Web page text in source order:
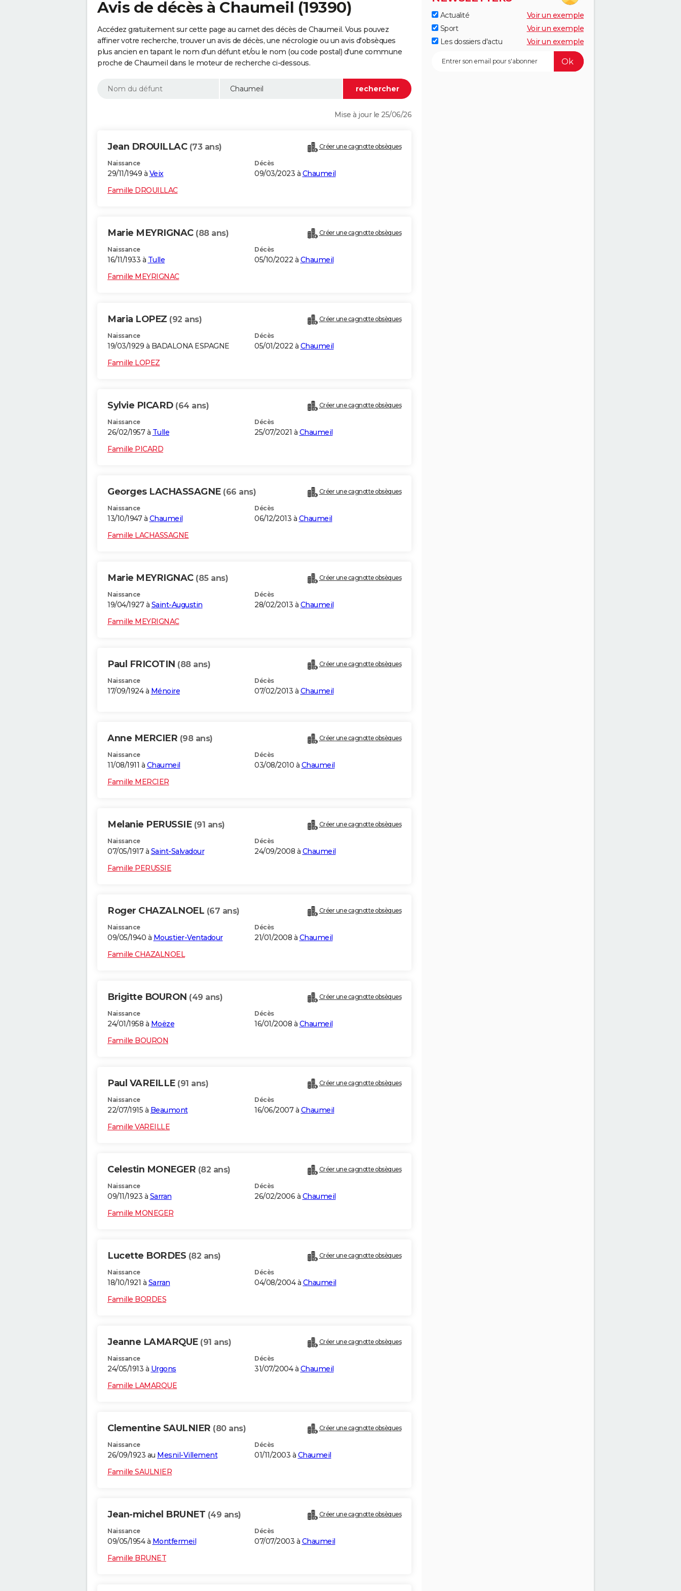
Avis de décès à Chaumeil (19390)
Accédez gratuitement sur cette page au carnet des décès de Chaumeil. Vous pouvez
affiner votre recherche, trouver un avis de décès, une nécrologie ou un avis d'obsèques
plus ancien en tapant le nom d'un défunt et/ou le nom (ou code postal) d'une commune
proche de Chaumeil dans le moteur de recherche ci-dessous.
Mise à jour le 25/06/26
Jean DROUILLAC (73 ans) Créer une cagnotte obsèques
Naissance
29/11/1949 à Veix
Décès
09/03/2023 à Chaumeil
Famille DROUILLAC
Marie MEYRIGNAC (88 ans) Créer une cagnotte obsèques
Naissance
16/11/1933 à Tulle
Décès
05/10/2022 à Chaumeil
Famille MEYRIGNAC
Maria LOPEZ (92 ans) Créer une cagnotte obsèques
Naissance
19/03/1929 à BADALONA ESPAGNE
Décès
05/01/2022 à Chaumeil
Famille LOPEZ
Sylvie PICARD (64 ans) Créer une cagnotte obsèques
Naissance
26/02/1957 à Tulle
Décès
25/07/2021 à Chaumeil
Famille PICARD
Georges LACHASSAGNE (66 ans) Créer une cagnotte obsèques
Naissance
13/10/1947 à Chaumeil
Décès
06/12/2013 à Chaumeil
Famille LACHASSAGNE
Marie MEYRIGNAC (85 ans) Créer une cagnotte obsèques
Naissance
19/04/1927 à Saint-Augustin
Décès
28/02/2013 à Chaumeil
Famille MEYRIGNAC
Paul FRICOTIN (88 ans) Créer une cagnotte obsèques
Naissance
17/09/1924 à Ménoire
Décès
07/02/2013 à Chaumeil
Anne MERCIER (98 ans) Créer une cagnotte obsèques
Naissance
11/08/1911 à Chaumeil
Décès
03/08/2010 à Chaumeil
Famille MERCIER
Melanie PERUSSIE (91 ans) Créer une cagnotte obsèques
Naissance
07/05/1917 à Saint-Salvadour
Décès
24/09/2008 à Chaumeil
Famille PERUSSIE
Roger CHAZALNOEL (67 ans) Créer une cagnotte obsèques
Naissance
09/05/1940 à Moustier-Ventadour
Décès
21/01/2008 à Chaumeil
Famille CHAZALNOEL
Brigitte BOURON (49 ans) Créer une cagnotte obsèques
Naissance
24/01/1958 à Moëze
Décès
16/01/2008 à Chaumeil
Famille BOURON
Paul VAREILLE (91 ans) Créer une cagnotte obsèques
Naissance
22/07/1915 à Beaumont
Décès
16/06/2007 à Chaumeil
Famille VAREILLE
Celestin MONEGER (82 ans) Créer une cagnotte obsèques
Naissance
09/11/1923 à Sarran
Décès
26/02/2006 à Chaumeil
Famille MONEGER
Lucette BORDES (82 ans) Créer une cagnotte obsèques
Naissance
18/10/1921 à Sarran
Décès
04/08/2004 à Chaumeil
Famille BORDES
Jeanne LAMARQUE (91 ans) Créer une cagnotte obsèques
Naissance
24/05/1913 à Urgons
Décès
31/07/2004 à Chaumeil
Famille LAMARQUE
Clementine SAULNIER (80 ans) Créer une cagnotte obsèques
Naissance
26/09/1923 au Mesnil-Villement
Décès
01/11/2003 à Chaumeil
Famille SAULNIER
Jean-michel BRUNET (49 ans) Créer une cagnotte obsèques
Naissance
09/05/1954 à Montfermeil
Décès
07/07/2003 à Chaumeil
Famille BRUNET
Actualité
Voir un exemple
Sport
Voir un exemple
Les dossiers d'actu
Voir un exemple